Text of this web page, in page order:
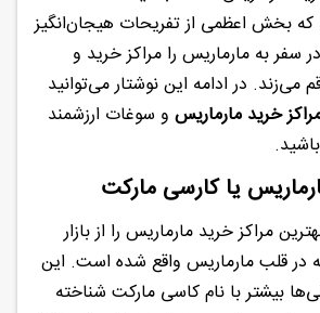
که بخش اعظمی از تفریحات هیجان‌انگیز
سفر به مارماریس را مراکز خرید و
می‌زند. در ادامه این نوشتار می‌توانید
خرید مارماریس و سوغات ارزشمند
یا کارسی مارکت
مراکز خرید مارماریس را از بازار
در قلب مارماریس واقع شده است. این
بیشتر با نام کاسی مارکت شناخته